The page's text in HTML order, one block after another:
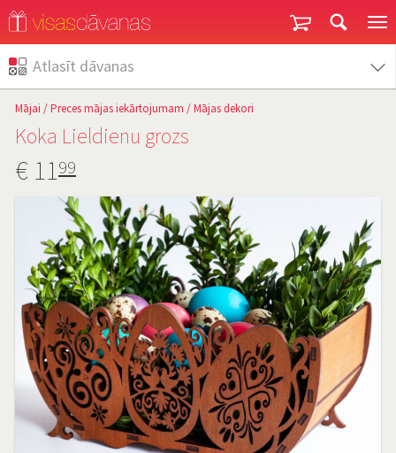
Atlasīt dāvanas
Mājai /Preces mājas iekārtojumam /Mājas dekori
Koka Lieldienu grozs
€ 11 99